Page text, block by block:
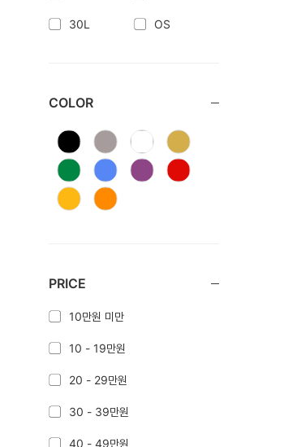
30L OS
COLOR
PRICE
10만원 미만
10 - 19만원
20 - 29만원
30 - 39만원
40 - 49만원